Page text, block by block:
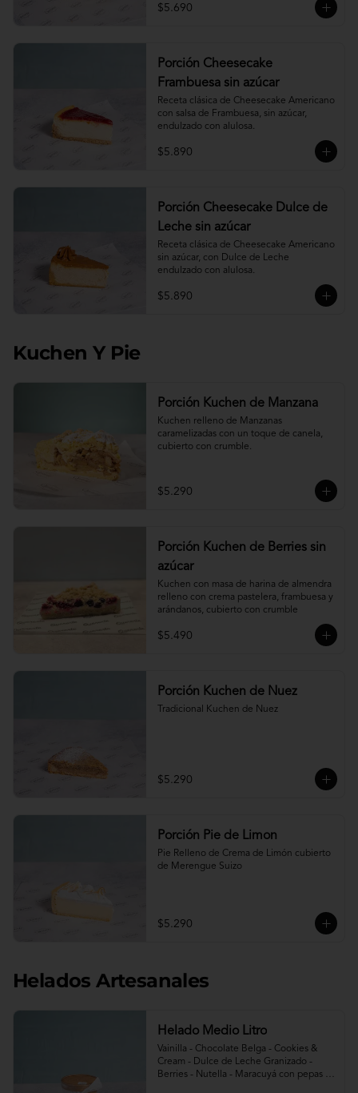
$5.690
Porción Cheesecake
Frambuesa sin azúcar
Receta clásica de Cheesecake Americano
con salsa de Frambuesa, sin azúcar,
endulzado con alulosa.
$5.890
Porción Cheesecake Dulce de
Leche sin azúcar
Receta clásica de Cheesecake Americano
sin azúcar, con Dulce de Leche
endulzado con alulosa.
$5.890
Kuchen Y Pie
Porción Kuchen de Manzana
Kuchen relleno de Manzanas
caramelizadas con un toque de canela,
cubierto con crumble.
$5.290
Porción Kuchen de Berries sin
azúcar
Kuchen con masa de harina de almendra
relleno con crema pastelera, frambuesa y
arándanos, cubierto con crumble
$5.490
Porción Kuchen de Nuez
Tradicional Kuchen de Nuez
$5.290
Porción Pie de Limon
Pie Relleno de Crema de Limón cubierto
de Merengue Suizo
$5.290
Helados Artesanales
Helado Medio Litro
Vainilla - Chocolate Belga - Cookies &
Cream - Dulce de Leche Granizado -
Berries - Nutella - Maracuyá con pepas -